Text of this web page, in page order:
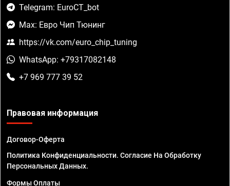
Telegram: EuroCT_bot
Max: Евро Чип Тюнинг
https://vk.com/euro_chip_tuning
WhatsApp: +79317082148
+7 969 777 39 52
Правовая информация
Договор-Оферта
Политика Конфиденциальности. Согласие На Обработку
Персональных Данных.
Формы Оплаты